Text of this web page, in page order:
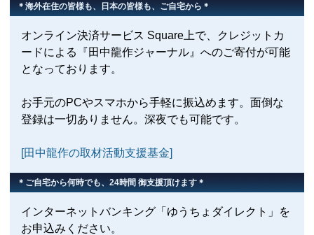
＊海外在住の皆様も、日本の皆様も、ご自宅から＊
オンライン決済サービス Square上で、クレジットカ
ードによる『田中龍作ジャーナル』へのご寄付が可能
となっております。
お手元のPCやスマホから手軽に振込めます。面倒な
登録は一切ありません。深夜でも可能です。
[田中龍作の取材活動支援基金]
＊ご自宅から何時でも、24時間 御支援頂けます＊
インターネットバンキング「ゆうちょダイレクト」を
お申込みください。